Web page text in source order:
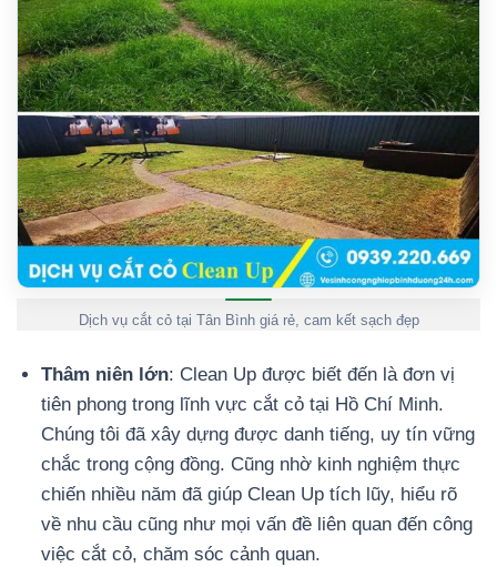
Dịch vụ cắt cỏ tại Tân Bình giá rẻ, cam kết sạch đẹp
Thâm niên lớn: Clean Up được biết đến là đơn vị
tiên phong trong lĩnh vực cắt cỏ tại Hồ Chí Minh.
Chúng tôi đã xây dựng được danh tiếng, uy tín vững
chắc trong cộng đồng. Cũng nhờ kinh nghiệm thực
chiến nhiều năm đã giúp Clean Up tích lũy, hiểu rõ
về nhu cầu cũng như mọi vấn đề liên quan đến công
việc cắt cỏ, chăm sóc cảnh quan.